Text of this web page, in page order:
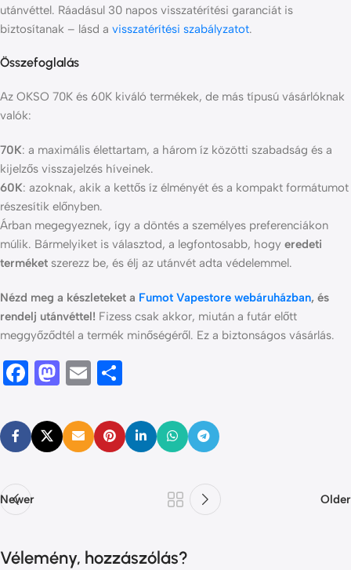
utánvéttel. Ráadásul 30 napos visszatérítési garanciát is
biztosítanak – lásd a visszatérítési szabályzatot.
Összefoglalás
Az OKSO 70K és 60K kiváló termékek, de más típusú vásárlóknak
valók:
70K: a maximális élettartam, a három íz közötti szabadság és a
kijelzős visszajelzés híveinek.
60K: azoknak, akik a kettős íz élményét és a kompakt formátumot
részesítik előnyben.
Árban megegyeznek, így a döntés a személyes preferenciákon
múlik. Bármelyiket is választod, a legfontosabb, hogy eredeti
terméket szerezz be, és élj az utánvét adta védelemmel.
Nézd meg a készleteket a Fumot Vapestore webáruházban, és
rendelj utánvéttel! Fizess csak akkor, miután a futár előtt
meggyőződtél a termék minőségéről. Ez a biztonságos vásárlás.
Facebook
Mastodon
Email
Newer Older
Vélemény, hozzászólás?